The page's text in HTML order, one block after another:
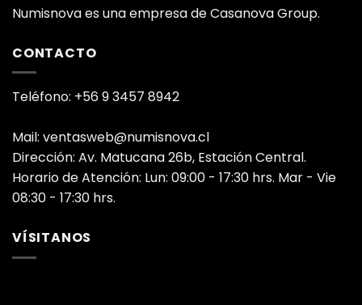
Numisnova es una empresa de Casanova Group.
CONTACTO
Teléfono: +56 9 3457 8942
Mail: ventasweb@numisnova.cl
Dirección: Av. Matucana 26b, Estación Central.
Horario de Atención: Lun: 09:00 - 17:30 hrs. Mar - Vie
08:30 - 17:30 hrs.
VÍSITANOS